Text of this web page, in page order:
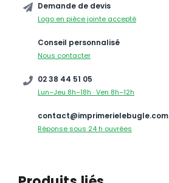
Demande de devis
Logo en pièce jointe accepté
Conseil personnalisé
Nous contacter
02 38 44 51 05
Lun–Jeu 8h–18h · Ven 8h–12h
contact@imprimerielebugle.com
Réponse sous 24 h ouvrées